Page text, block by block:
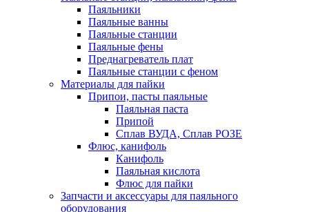
Паяльники
Паяльные ванны
Паяльные станции
Паяльные фены
Преднагреватель плат
Паяльные станции с феном
Материалы для пайки
Припои, пасты паяльные
Паяльная паста
Припой
Сплав ВУДА, Сплав РОЗЕ
Флюс, канифоль
Канифоль
Паяльная кислота
Флюс для пайки
Запчасти и аксессуары для паяльного
оборудования